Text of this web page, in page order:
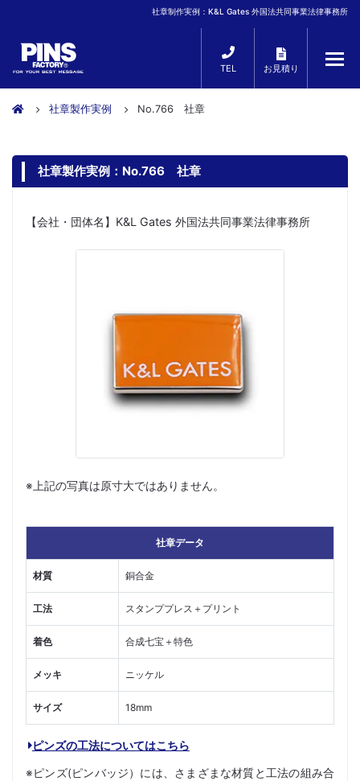
社章制作実例：K&L Gates 外国法共同事業法律事務所
TEL お見積り
社章製作実例 No.766 社章
社章製作実例：No.766 社章
【会社・団体名】K&L Gates 外国法共同事業法律事務所
※上記の写真は原寸大ではありません。
社章データ
材質 銅合金
工法 スタンププレス＋プリント
着色 合成七宝＋特色
メッキ ニッケル
サイズ 18mm
ピンズの工法についてはこちら
※ピンズ(ピンバッジ）には、さまざまな材質と工法の組み合